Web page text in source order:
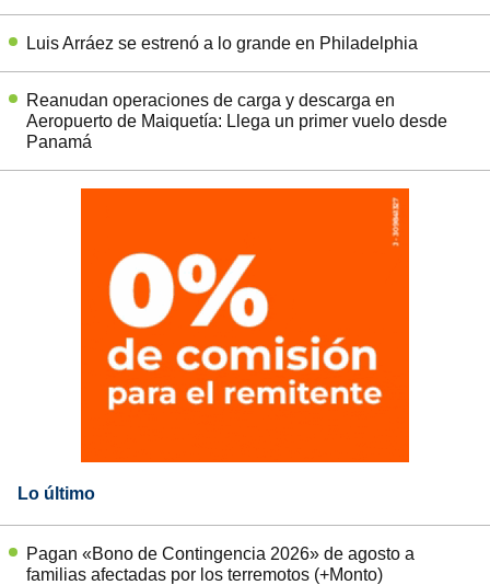
Luis Arráez se estrenó a lo grande en Philadelphia
Reanudan operaciones de carga y descarga en
Aeropuerto de Maiquetía: Llega un primer vuelo desde
Panamá
Lo último
Pagan «Bono de Contingencia 2026» de agosto a
familias afectadas por los terremotos (+Monto)